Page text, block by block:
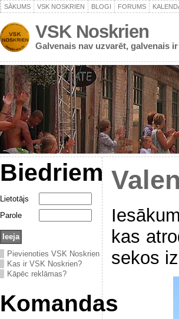
SĀKUMS VSK NOSKRIEN BLOGI FORUMS
VSK Noskrien
Galvenais nav uzvarēt, galvenais
Biedriem
Lietotājs
Parole
Pievienoties VSK Noskrien
Kas ir VSK Noskrien?
Kāpēc reklāmas?
Komandas
kas
sekos